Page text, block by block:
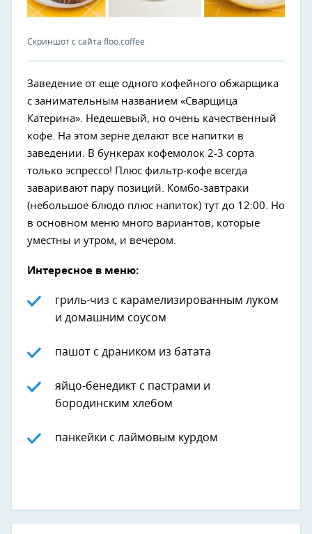
Скриншот с сайта floo.coffee
Заведение от еще одного кофейного обжарщика
с занимательным названием «Сварщица
Катерина». Недешевый, но очень качественный
кофе. На этом зерне делают все напитки в
заведении. В бункерах кофемолок 2-3 сорта
только эспрессо! Плюс фильтр-кофе всегда
заваривают пару позиций. Комбо-завтраки
(небольшое блюдо плюс напиток) тут до 12:00. Но
в основном меню много вариантов, которые
уместны и утром, и вечером.
Интересное в меню:
гриль-чиз с карамелизированным луком
и домашним соусом
пашот с драником из батата
яйцо-бенедикт с пастрами и
бородинским хлебом
панкейки с лаймовым курдом